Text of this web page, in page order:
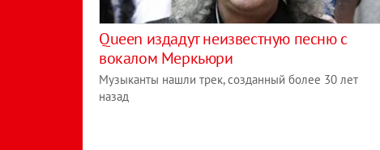
Queen издадут неизвестную песню с
вокалом Меркьюри
Музыканты нашли трек, созданный более 30 лет
назад